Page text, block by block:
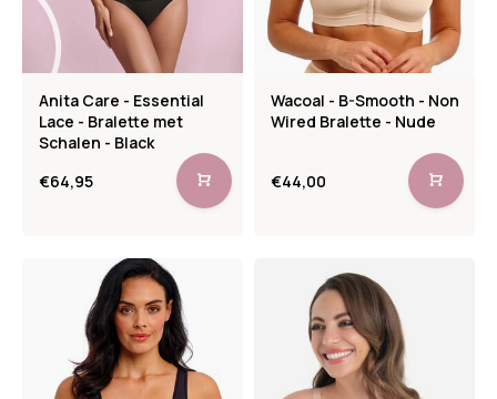
Anita Care - Essential
Lace - Bralette met
Schalen - Black
€64,95
Wacoal - B-Smooth - Non
Wired Bralette - Nude
€44,00